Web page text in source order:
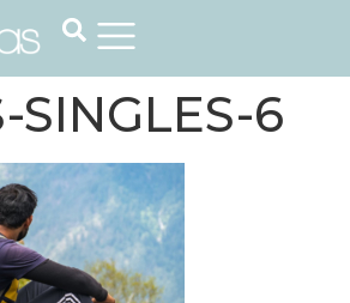
SINGLES-6